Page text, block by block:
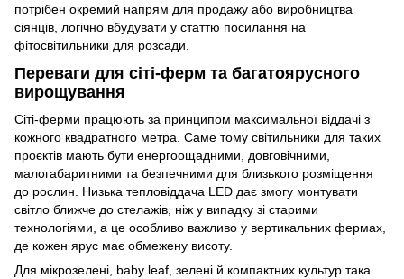
потрібен окремий напрям для продажу або виробництва
сіянців, логічно вбудувати у статтю посилання на
фітосвітильники для розсади
Переваги для сіті-ферм та багатоярусного
вирощування
Сіті-ферми працюють за принципом максимальної віддачі з
кожного квадратного метра. Саме тому світильники для таких
проєктів мають бути енергоощадними, довговічними,
малогабаритними та безпечними для близького розміщення
до рослин. Низька тепловіддача LED дає змогу монтувати
світло ближче до стелажів, ніж у випадку зі старими
технологіями, а це особливо важливо у вертикальних фермах,
де кожен ярус має обмежену висоту.
Для мікрозелені, baby leaf, зелені й компактних культур така